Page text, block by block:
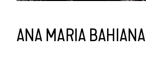
ANA MARIA BAHIANA